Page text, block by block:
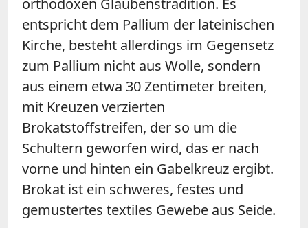
orthodoxen Glaubenstradition. Es
entspricht dem Pallium der lateinischen
Kirche, besteht allerdings im Gegensetz
zum Pallium nicht aus Wolle, sondern
aus einem etwa 30 Zentimeter breiten,
mit Kreuzen verzierten
Brokatstoffstreifen, der so um die
Schultern geworfen wird, das er nach
vorne und hinten ein Gabelkreuz ergibt.
Brokat ist ein schweres, festes und
gemustertes textiles Gewebe aus Seide.